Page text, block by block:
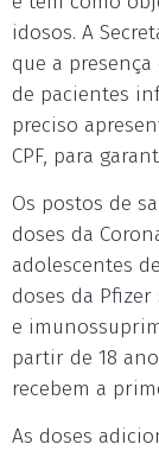
idosos. A
que a
de pacientes
preciso
CPF, para
Os postos de
doses da
adolescentes
doses da
e
partir de 18
recebem a
As doses